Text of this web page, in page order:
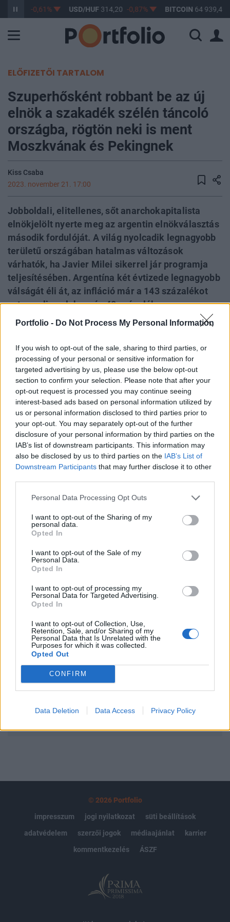
Portfolio - Do Not Process My Personal Information
If you wish to opt-out of the sale, sharing to third parties, or
processing of your personal or sensitive information for
targeted advertising by us, please use the below opt-out
section to confirm your selection. Please note that after your
opt-out request is processed you may continue seeing
interest-based ads based on personal information utilized by
us or personal information disclosed to third parties prior to
your opt-out. You may separately opt-out of the further
disclosure of your personal information by third parties on the
IAB’s list of downstream participants. This information may
also be disclosed by us to third parties on the IAB’s List of
Downstream Participants that may further disclose it to other
Personal Data Processing Opt Outs
I want to opt-out of the Sharing of my
personal data.
Opted In
I want to opt-out of the Sale of my
Personal Data.
Opted In
I want to opt-out of processing my
Personal Data for Targeted Advertising.
Opted In
I want to opt-out of Collection, Use,
Retention, Sale, and/or Sharing of my
Personal Data that Is Unrelated with the
Purposes for which it was collected.
Opted Out
CONFIRM
Data Deletion Data Access Privacy Policy
363,17 -0,61% USD/HUF314,20 -0,87% BITCOIN64 939,47
ELŐFIZETŐI TARTALOM
Szuperhősként robbant be az új
elnök a szakadék szélén táncoló
országba, rögtön neki is ment
Moszkvának és Pekingnek
Kiss Csaba
2023. november 21. 17:00
Jobboldali, elitellenes, sőt anarchokapitalista
elnökjelölt nyerte meg az argentin elnökválasztás
második fordulóját. A világ nyolcadik legnagyobb
területű országában hatalmas változások
várhatók, ha Javier Milei sikerrel jár programja
teljesítésében. Argentína két évtizede legnagyobb
válságát éli át, az infláció már a 143 százalékot
ostromolja, a lakosság 40 százaléka
szegénységben él. A katasztrofális helyzetben
az exhibicionista stílusával berobbanó politikus
könnyen okozhat csalódást. A külpolitikában
szintén nagy változások várhatók: az új elnök
bezárja az ajtókat Oroszország és Kína előtt, nyit
viszont az Egyesült Államok irányába, miközben
egyértelmű támogatását fejezte ki Ukrajna és
Izrael felé.
Páros lábbal rúgta be az ajtót az elitellenes jelölt A
vasárnap tartott argentin elnökválasztáson 56 százalékos
eredményével egyértelmű győzelmet aratott a libertariánus
Javier Milei ellenfelével, a baloldali, peronista Sergio
Massával szemben. Milei az augusztus közepén tartott
százalékával aratva győzelmet. Az elitellenes...
KEDVES OLVASÓNK!
A keresett cikk a portfolio.hu hírarchívumához
tartozik, melynek olvasása előfizetéses
regisztrációhoz kötött.
Portfolio.hu teljes cikkarchívum
Kötéslisták: BÉT elmúlt 2 év napon belüli
kötéslistái
Előfizetés
© 2026 Portfolio
impresszum
jogi nyilatkozat
süti beállítások
adatvédelem
szerzői jogok médiaajánlat
karrier
kommentkezelés
ÁSZF